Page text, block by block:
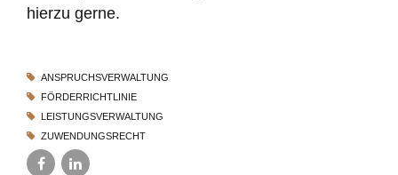
hierzu gerne.
ANSPRUCHSVERWALTUNG
FÖRDERRICHTLINIE
LEISTUNGSVERWALTUNG
ZUWENDUNGSRECHT